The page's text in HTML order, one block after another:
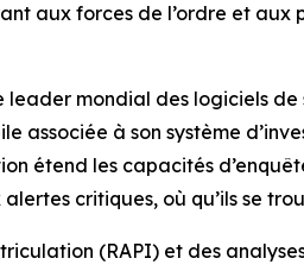
aux forces de l’ordre et aux
leader mondial des logiciels
associée à son système
étend les capacités
critiques, où qu’ils se
(RAPI) et des